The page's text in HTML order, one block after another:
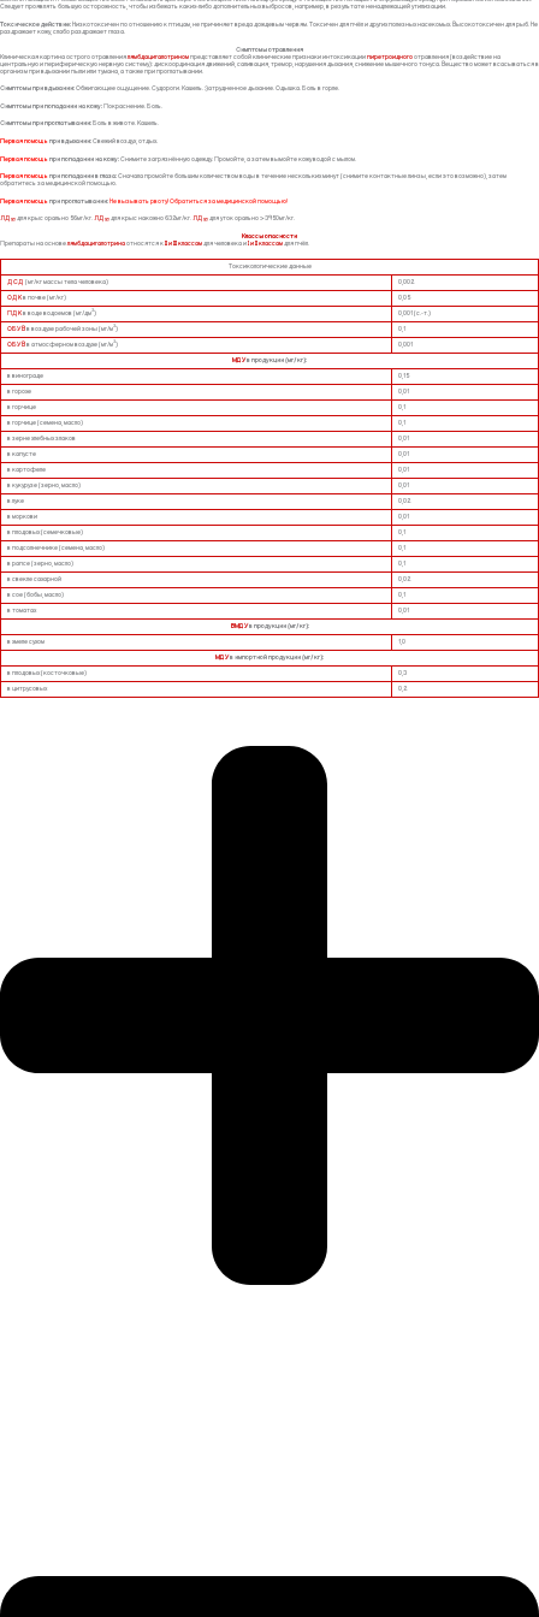
Следует проявлять большую осторожность, чтобы избежать каких-либо дополнительных выбросов, например, в результате ненадлежащей утилизации.
Токсическое действие: Низкотоксичен по отношению к птицам, не причиняет вреда дождевым червям. Токсичен для пчёл и других полезных насекомых. Высокотоксичен для рыб. Не
раздражает кожу, слабо раздражает глаза.
Симптомы отравления
Клиническая картина острого отравлениялямбдацигалотриномпредставляет собой клинические признаки интоксикациипиретроидногоотравления (воздействие на
центральную и периферическую нервную систему): дискоординация движений, саливация, тремор, нарушения дыхания, снижение мышечного тонуса. Вещество может всасываться в
организм при вдыхании пыли или тумана, а также при проглатывании.
Симптомы при вдыхании:Обжигающее ощущение. Судороги. Кашель. Затрудненное дыхание. Одышка. Боль в горле.
Симптомы при попадании на кожу:Покраснение. Боль.
Симптомы при проглатывании: Боль в животе. Кашель.
Первая помощьпри вдыхании:Свежий воздух, отдых.
Первая помощьпри попадании на кожу:Снимите загрязнённую одежду. Промойте, а затем вымойте кожу водой с мылом.
Первая помощьпри попадании в глаза:Сначала промойте большим количеством воды в течение нескольких минут (снимите контактные линзы, если это возможно), затем
обратитесь за медицинской помощью.
Первая помощьпри проглатывании:Не вызывать рвоту! Обратиться за медицинской помощью!
ЛД 50 для крыс орально 56мг/кг.ЛД 50 для крыс накожно 632мг/кг.ЛД 50 для уток орально >3950мг/кг.
Классы опасности
Препараты на основелямбдацигалотринаотносятся кII и III классамдля человека иI и II классамдля пчёл.
Токсикологические данные
ДСД (мг/кг массы тела человека)
0,002
ОДКв почве (мг/кг)
0,05
ПДКв воде водоемов (мг/дм3)
0,001 (с.-т.)
ОБУВв воздухе рабочей зоны (мг/м3)
0,1
ОБУВв атмосферном воздухе (мг/м3)
0,001
МДУв продукции (мг/кг):
в винограде
0,15
в горохе
0,01
в горчице
0,1
в горчице (семена, масло)
0,1
в зерне хлебных злаков
0,01
в капусте
0,01
в картофеле
0,01
в кукурузе (зерно, масло)
0,01
в луке
0,02
в моркови
0,01
в плодовых (семечковые)
0,1
в подсолнечнике (семена, масло)
0,1
в рапсе (зерно, масло)
0,1
в свекле сахарной
0,02
в сое (бобы, масло)
0,1
в томатах
0,01
ВМДУв продукции (мг/кг):
в хмеле сухом
1,0
МДУв импортной продукции (мг/кг):
в плодовых (косточковые)
0,3
в цитрусовых
0,2